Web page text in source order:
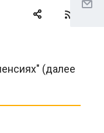
(далее